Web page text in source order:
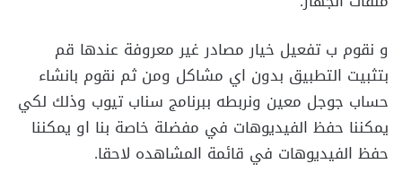
و نقوم ب تفعيل خيار مصادر غير معروفة عندها قم
بتثبيت التطبيق بدون اي مشاكل ومن ثم نقوم بانشاء
حساب جوجل معين ونربطه ببرنامج سناب تيوب وذلك لكي
يمكننا حفظ الفيديوهات في مفضلة خاصة بنا او يمكننا
حفظ الفيديوهات في قائمة المشاهده لاحقا.